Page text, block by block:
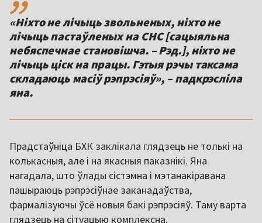
«Ніхто не лічыць звольненых, ніхто не
лічыць пастаўленых на СНС [сацыяльна
небяспечнае становішча. – Рэд.], ніхто не
лічыць ціск на працы. Гэтыя рэчы таксама
складаюць масіў рэпрэсіяў», – падкрэсліла
яна.
Прадстаўніца БХК заклікала глядзець не толькі на
колькасныя, але і на якасныя паказнікі. Яна
нагадала, што ўлады сістэмна і мэтанакіравана
пашыраюць рэпрэсіўнае заканадаўства,
фармалізуючы ўсё новыя бакі рэпрэсіяў. Таму варта
глядзець на сітуацыю комплексна.